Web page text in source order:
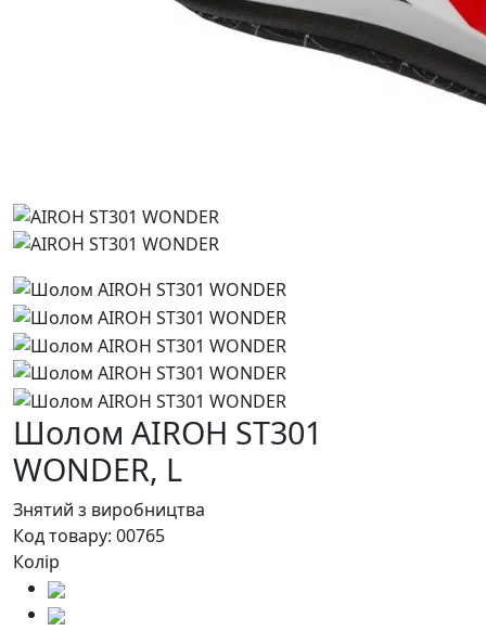
Шолом AIROH ST301
WONDER, L
Знятий з виробництва
Код товару: 00765
Колір